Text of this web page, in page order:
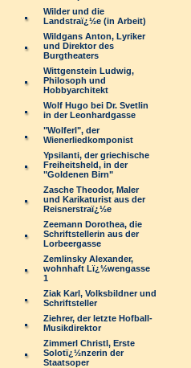
Wilder und die
Landstraï¿½e (in Arbeit)
Wildgans Anton, Lyriker
und Direktor des
Burgtheaters
Wittgenstein Ludwig,
Philosoph und
Hobbyarchitekt
Wolf Hugo bei Dr. Svetlin
in der Leonhardgasse
"Wolferl", der
Wienerliedkomponist
Ypsilanti, der griechische
Freiheitsheld, in der
"Goldenen Birn"
Zasche Theodor, Maler
und Karikaturist aus der
Reisnerstraï¿½e
Zeemann Dorothea, die
Schriftstellerin aus der
Lorbeergasse
Zemlinsky Alexander,
wohnhaft Lï¿½wengasse
1
Ziak Karl, Volksbildner und
Schriftsteller
Ziehrer, der letzte Hofball-
Musikdirektor
Zimmerl Christl, Erste
Solotï¿½nzerin der
Staatsoper